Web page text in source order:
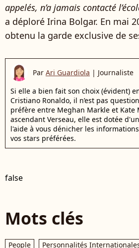
appelés, n’a jamais contacté
a déploré Irina Bolgar. En mai
obtenu la garde exclusive de
Par Ari Guardiola | Journaliste
Si elle a bien fait son choix (évident)
Cristiano Ronaldo, il n’est pas
préfère entre Meghan Markle et Kate
ascendant Verseau, elle est dotée
l'aide à vous dénicher les
vos stars préférées.
false
Mots clés
People Personnalités